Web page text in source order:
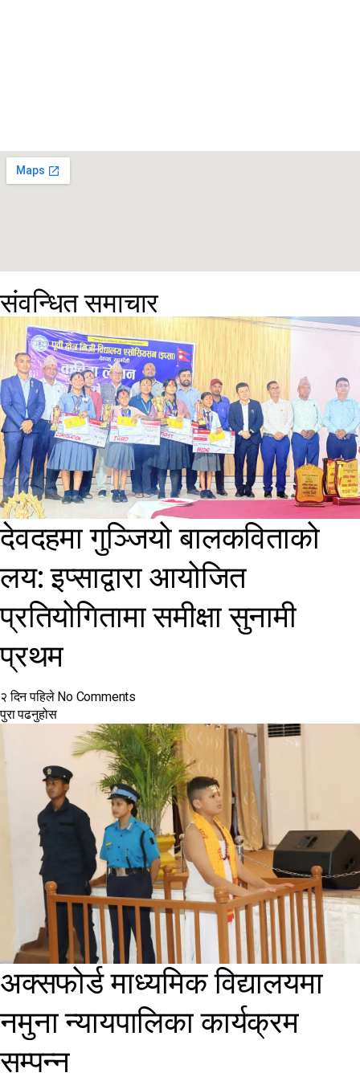
संवन्धित समाचार
देवदहमा गुञ्जियो बालकविताको
लय: इप्साद्वारा आयोजित
प्रतियोगितामा समीक्षा सुनामी
प्रथम
२ दिन पहिले No Comments
पुरा पढनुहोस
अक्सफोर्ड माध्यमिक विद्यालयमा
नमुना न्यायपालिका कार्यक्रम
सम्पन्न